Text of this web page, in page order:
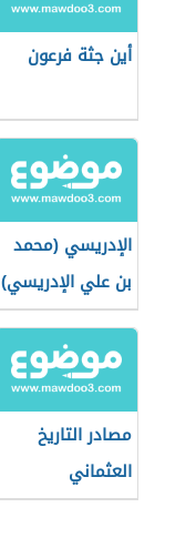
أين جثة فرعون
الإدريسي (محمد
بن علي الإدريسي)
مصادر التاريخ
العثماني